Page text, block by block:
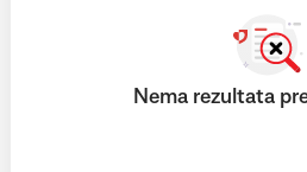
Nema rezultata